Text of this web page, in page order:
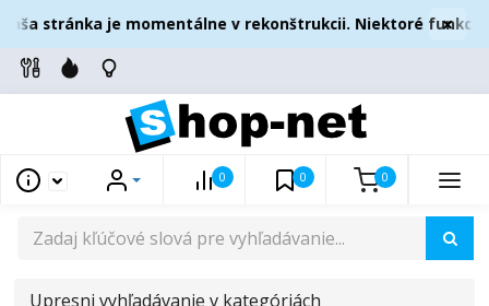
stránka je momentálne v rekonštrukcii. Niektoré funkcie
×
0 0 0
UPRESNI